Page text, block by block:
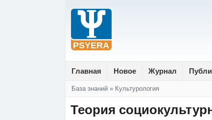
Главная Новое Журнал
Вы здесь
База знаний » Культурология
Теория